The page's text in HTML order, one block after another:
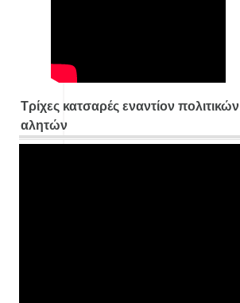
Τρίχες κατσαρές εναντίον πολιτικών
αλητών